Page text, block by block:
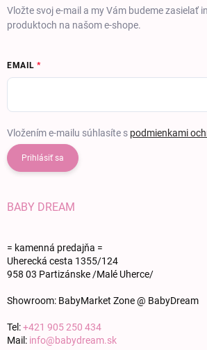
Vložte svoj e-mail a my Vám budeme zasielať
produktoch na našom e-shope.
EMAIL
Vložením e-mailu súhlasíte s podmienkami
Prihlásiť sa
BABY DREAM
= kamenná predajňa =
Uherecká cesta 1355/124
958 03 Partizánske /Malé Uherce/
Showroom: BabyMarket Zone @ BabyDream
Tel:+421 905 250 434
Mail: info@babydream.sk